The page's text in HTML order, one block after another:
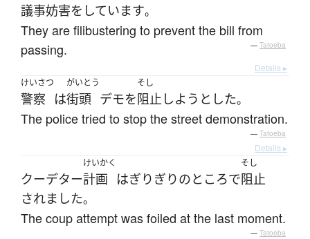
議事妨害を しています。
They are filibustering to prevent the bill from
passing.
— Tatoeba
Details ▸
けいさつ
警察 は
がいとう
街頭 デモを
そし
阻止 しようとした。
The police tried to stop the street demonstration.
— Tatoeba
Details ▸
クーデター
けいかく
計画 はぎりぎりのところで
そし
阻止
されました。
The coup attempt was foiled at the last moment.
— Tatoeba